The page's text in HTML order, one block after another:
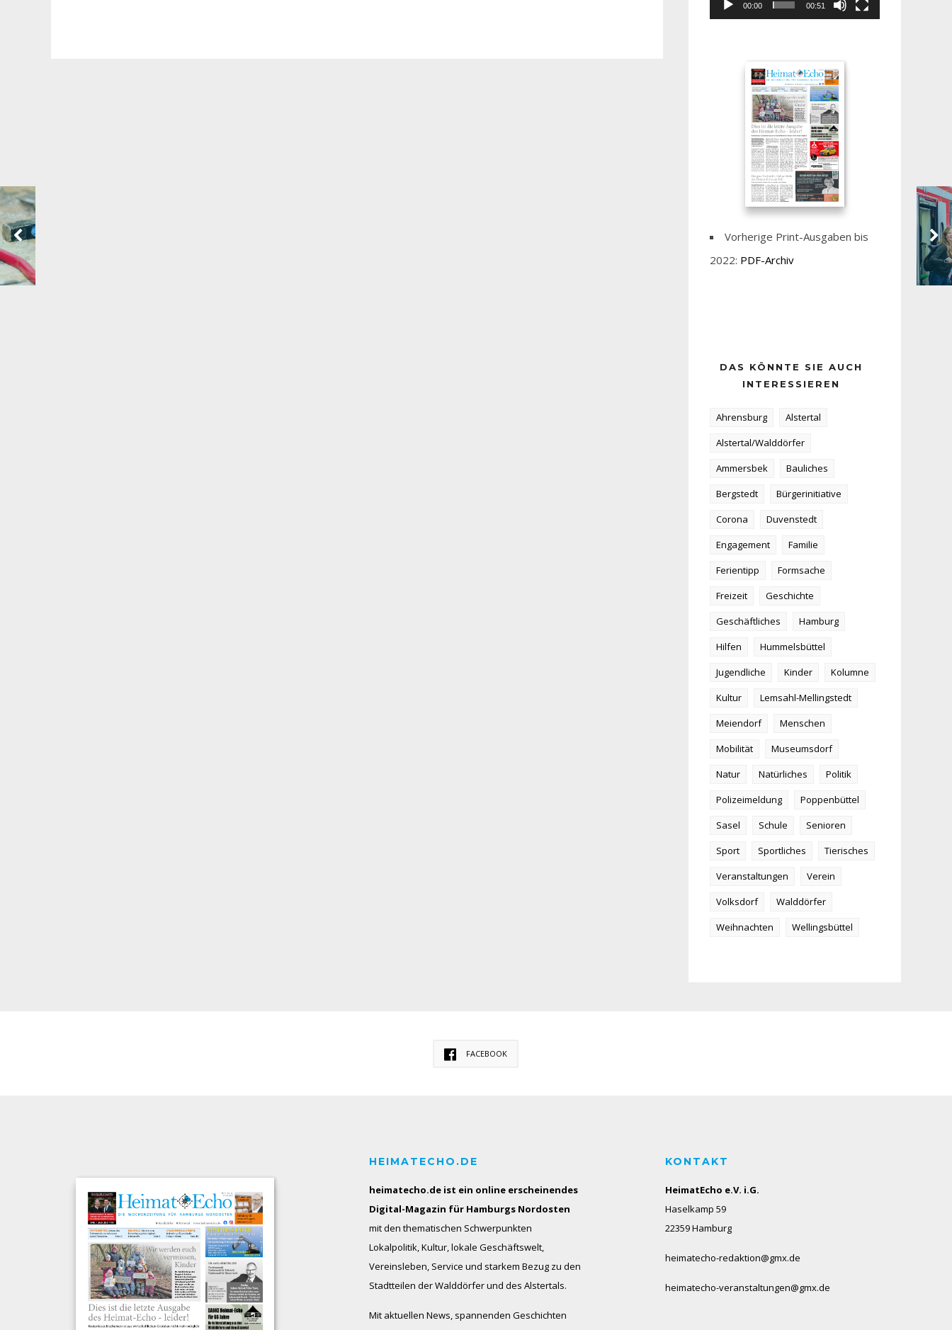
00:00 00:51
Vorherige Print-Ausgaben bis
2022: PDF-Archiv
DAS KÖNNTE SIE AUCH
INTERESSIEREN
Ahrensburg
Alstertal
Alstertal/Walddörfer
Ammersbek
Bauliches
Bergstedt
Bürgerinitiative
Corona
Duvenstedt
Engagement
Familie
Ferientipp
Formsache
Freizeit
Geschichte
Geschäftliches
Hamburg
Hilfen
Hummelsbüttel
Jugendliche
Kinder
Kolumne
Kultur
Lemsahl-Mellingstedt
Meiendorf
Menschen
Mobilität
Museumsdorf
Natur
Natürliches
Politik
Polizeimeldung
Poppenbüttel
Sasel
Schule
Senioren
Sport
Sportliches
Tierisches
Veranstaltungen
Verein
Volksdorf
Walddörfer
Weihnachten
Wellingsbüttel
FACEBOOK
HEIMATECHO.DE
heimatecho.de ist ein online erscheinendes
Digital-Magazin für Hamburgs Nordosten
mit den thematischen Schwerpunkten
Lokalpolitik, Kultur, lokale Geschäftswelt,
Vereinsleben, Service und starkem Bezug zu den
Stadtteilen der Walddörfer und des Alstertals.
Mit aktuellen News, spannenden Geschichten
KONTAKT
HeimatEcho e.V. i.G.
Haselkamp 59
22359 Hamburg
heimatecho-redaktion@gmx.de
heimatecho-veranstaltungen@gmx.de